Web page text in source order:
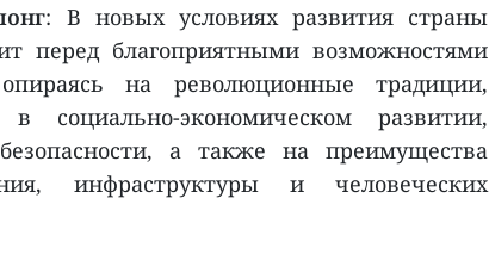
: В новых условиях развития страны
перед благоприятными возможностями
на революционные традиции,
в социально-экономическом развитии,
а также на преимущества
инфраструктуры и человеческих